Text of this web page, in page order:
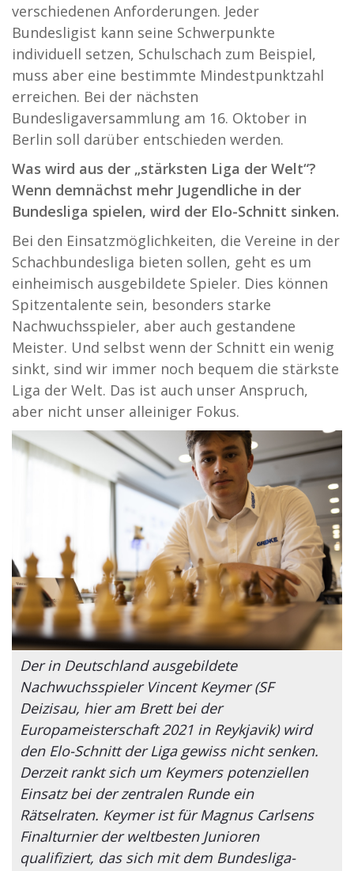
verschiedenen Anforderungen. Jeder
Bundesligist kann seine Schwerpunkte
individuell setzen, Schulschach zum Beispiel,
muss aber eine bestimmte Mindestpunktzahl
erreichen. Bei der nächsten
Bundesligaversammlung am 16. Oktober in
Berlin soll darüber entschieden werden.
Was wird aus der „stärksten Liga der Welt“?
Wenn demnächst mehr Jugendliche in der
Bundesliga spielen, wird der Elo-Schnitt sinken.
Bei den Einsatzmöglichkeiten, die Vereine in der
Schachbundesliga bieten sollen, geht es um
einheimisch ausgebildete Spieler. Dies können
Spitzentalente sein, besonders starke
Nachwuchsspieler, aber auch gestandene
Meister. Und selbst wenn der Schnitt ein wenig
sinkt, sind wir immer noch bequem die stärkste
Liga der Welt. Das ist auch unser Anspruch,
aber nicht unser alleiniger Fokus.
Der in Deutschland ausgebildete
Nachwuchsspieler Vincent Keymer (SF
Deizisau, hier am Brett bei der
Europameisterschaft 2021 in Reykjavik) wird
den Elo-Schnitt der Liga gewiss nicht senken.
Derzeit rankt sich um Keymers potenziellen
Einsatz bei der zentralen Runde ein
Rätselraten. Keymer ist für Magnus Carlsens
Finalturnier der weltbesten Junioren
qualifiziert, das sich mit dem Bundesliga-